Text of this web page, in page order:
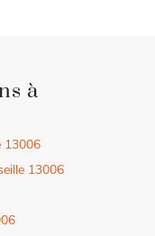
à
13006
13006